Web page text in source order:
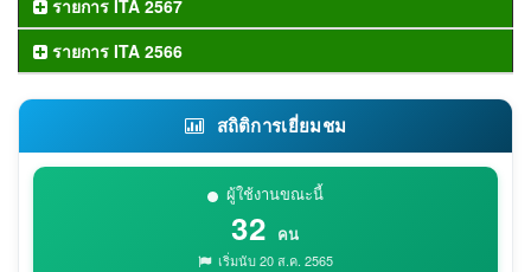
รายการ ITA 2567
รายการ ITA 2566
สถิติการเยี่ยมชม
ผู้ใช้งานขณะนี้
32 คน
เริ่มนับ 20 ส.ค. 2565